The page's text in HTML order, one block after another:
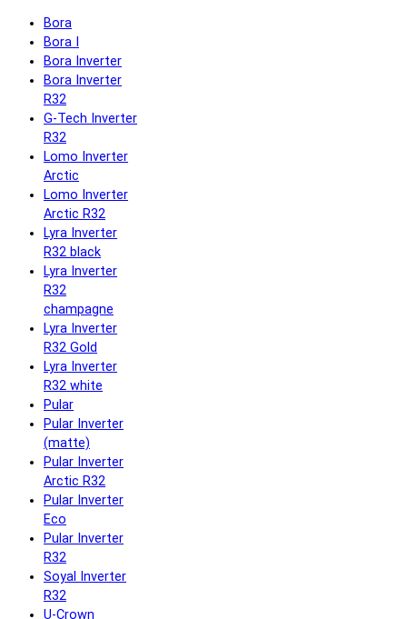
Bora
Bora I
Bora Inverter
Bora Inverter
R32
G-Tech Inverter
R32
Lomo Inverter
Arctic
Lomo Inverter
Arctic R32
Lyra Inverter
R32 black
Lyra Inverter
R32
champagne
Lyra Inverter
R32 Gold
Lyra Inverter
R32 white
Pular
Pular Inverter
(matte)
Pular Inverter
Arctic R32
Pular Inverter
Eco
Pular Inverter
R32
Soyal Inverter
R32
U-Crown